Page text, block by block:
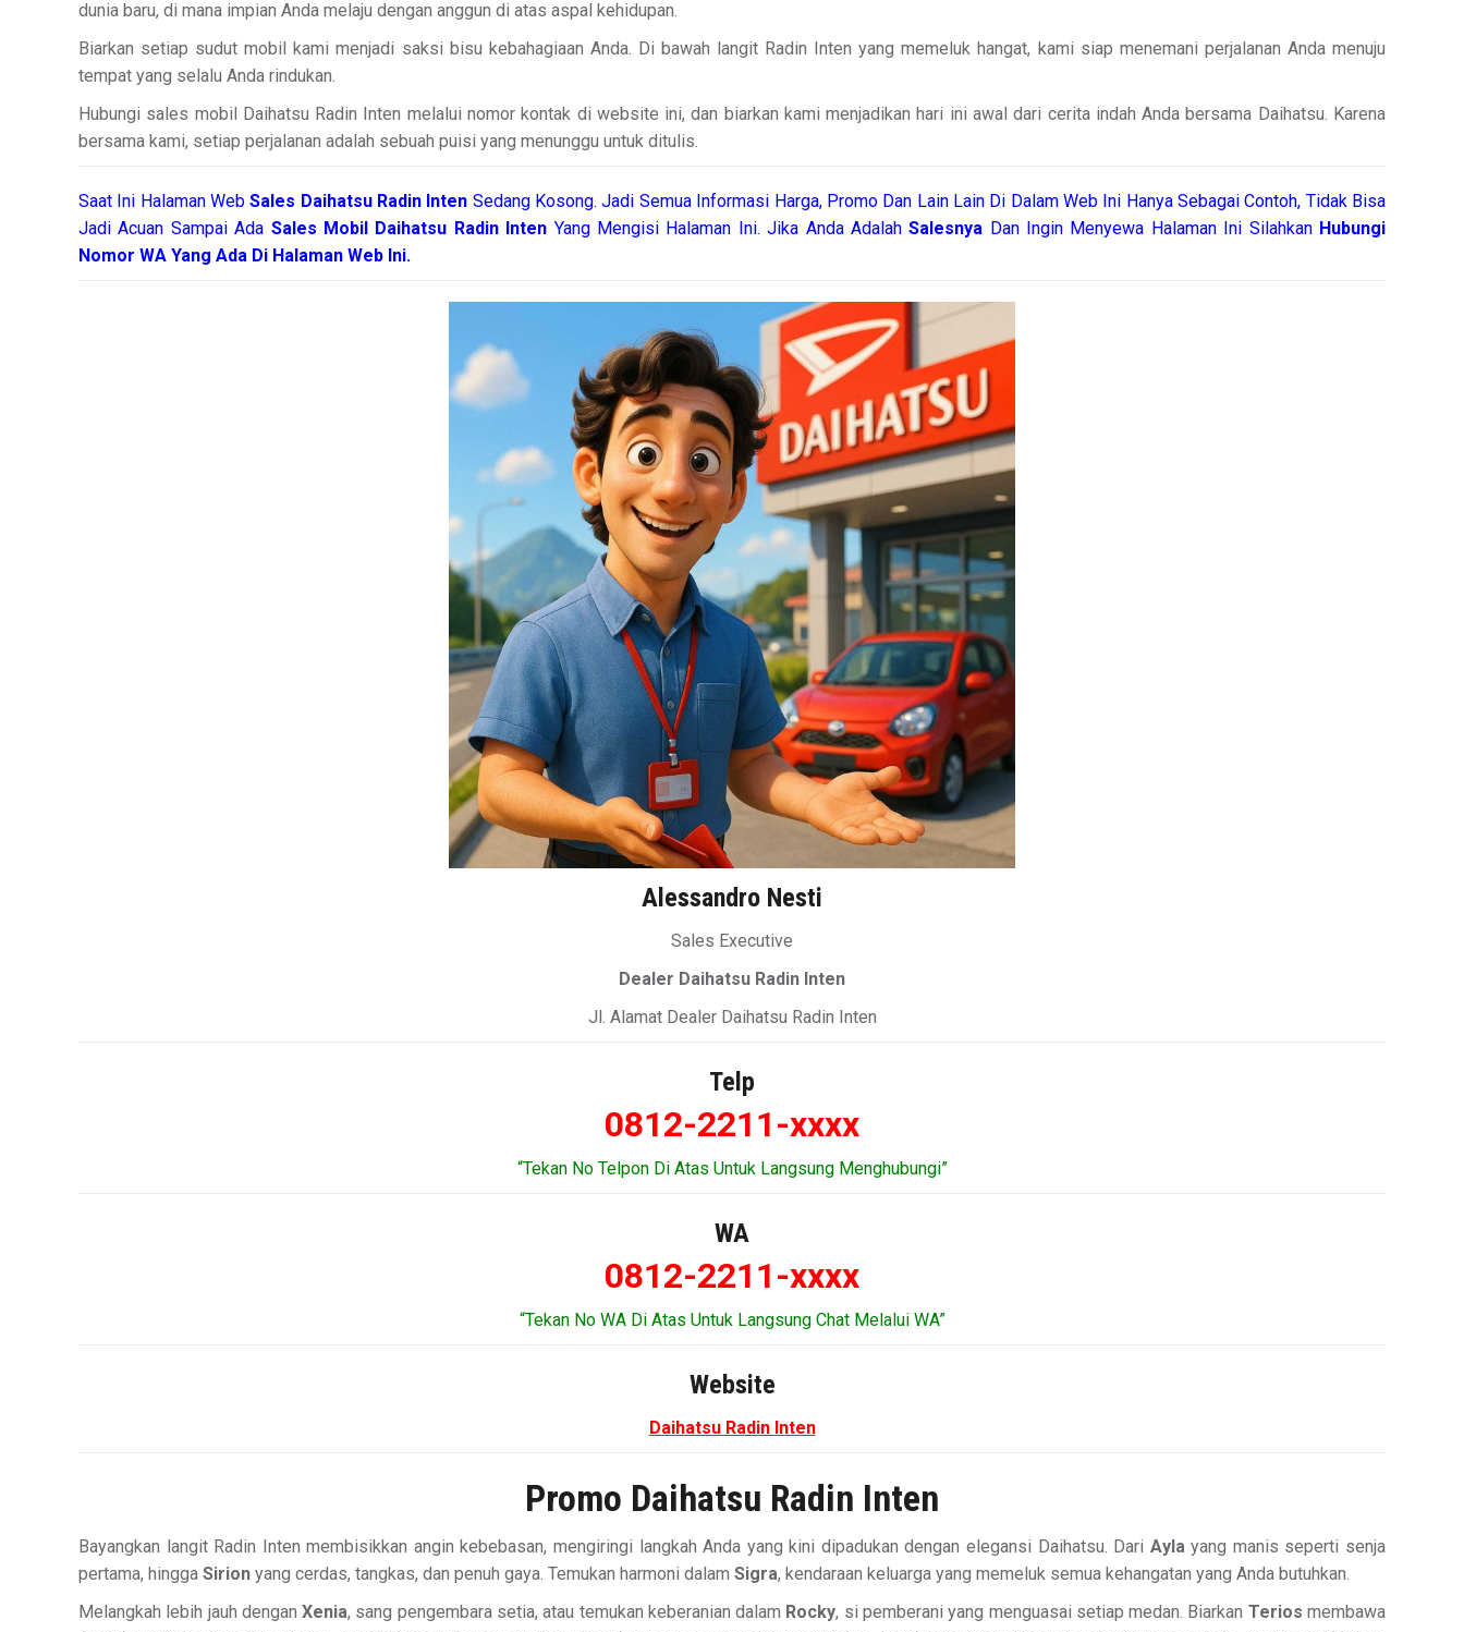
dunia baru, di mana impian Anda melaju dengan anggun di atas aspal kehidupan.
Biarkan setiap sudut mobil kami menjadi saksi bisu kebahagiaan Anda. Di bawah langit Radin Inten yang memeluk hangat, kami siap menemani perjalanan Anda menuju
tempat yang selalu Anda rindukan.
Hubungi sales mobil Daihatsu Radin Inten melalui nomor kontak di website ini, dan biarkan kami menjadikan hari ini awal dari cerita indah Anda bersama Daihatsu. Karena
bersama kami, setiap perjalanan adalah sebuah puisi yang menunggu untuk ditulis.
Saat Ini Halaman WebSales Daihatsu Radin Inten Sedang Kosong. Jadi Semua Informasi Harga, Promo Dan Lain Lain Di Dalam Web Ini Hanya Sebagai Contoh, Tidak Bisa
Jadi Acuan Sampai Ada Sales Mobil Daihatsu Radin Inten Yang Mengisi Halaman Ini. Jika Anda AdalahSalesnya Dan Ingin Menyewa Halaman Ini Silahkan Hubungi
Nomor WA Yang Ada Di Halaman Web Ini.
Alessandro Nesti
Sales Executive
Dealer Daihatsu Radin Inten
Jl. Alamat Dealer Daihatsu Radin Inten
Telp
0812-2211-xxxx
“Tekan No Telpon Di Atas Untuk Langsung Menghubungi”
WA
0812-2211-xxxx
“Tekan No WA Di Atas Untuk Langsung Chat Melalui WA”
Website
Daihatsu Radin Inten
Promo Daihatsu Radin Inten
Bayangkan langit Radin Inten membisikkan angin kebebasan, mengiringi langkah Anda yang kini dipadukan dengan elegansi Daihatsu. Dari Aylayang manis seperti senja
pertama, hingga Sirion yang cerdas, tangkas, dan penuh gaya. Temukan harmoni dalam Sigra, kendaraan keluarga yang memeluk semua kehangatan yang Anda butuhkan.
Melangkah lebih jauh denganXenia, sang pengembara setia, atau temukan keberanian dalam Rocky, si pemberani yang menguasai setiap medan. Biarkan Terios membawa